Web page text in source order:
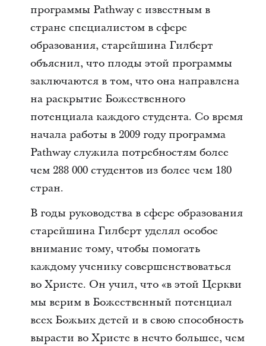
программы Pathway с известным в
стране специалистом в сфере
образования, старейшина Гилберт
объяснил, что плоды этой программы
заключаются в том, что она направлена
на раскрытие Божественного
потенциала каждого студента. Со время
начала работы в 2009 году программа
Pathway служила потребностям более
чем 288 000 студентов из более чем 180
стран.
В годы руководства в сфере образования
старейшина Гилберт уделял особое
внимание тому, чтобы помогать
каждому ученику совершенствоваться
во Христе. Он учил, что «в этой Церкви
мы верим в Божественный потенциал
всех Божьих детей и в свою способность
вырасти во Христе в нечто большее, чем